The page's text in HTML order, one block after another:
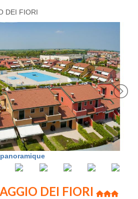
DEI FIORI
DEI FIORI